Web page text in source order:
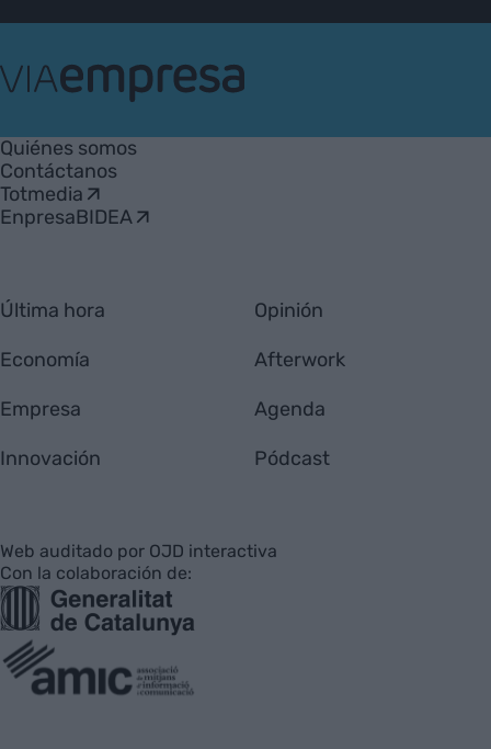
Empresa
Quiénes somos
Contáctanos
Totmedia
EnpresaBIDEA
Última hora
Economía
Empresa
Innovación
Opinión
Afterwork
Agenda
Pódcast
Web auditado por OJD interactiva
Con la colaboración de: